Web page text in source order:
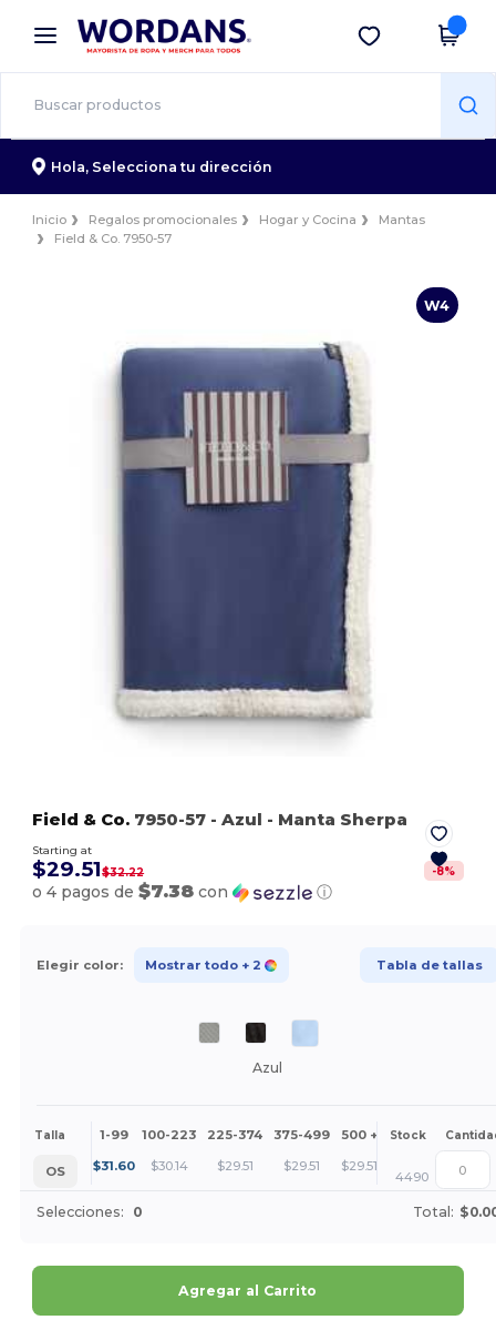
× App de Wordans
¡Mejores precios en app!
Descargar app
Hola, Selecciona tu dirección
Inicio Regalos promocionales Hogar y Cocina
Mantas
Field & Co. 7950-57
W4
Field & Co. 7950-57 - Azul - Manta Sherpa
Starting at
$29.51$32.22 -8%
o 4 pagos de$7.38 con ⓘ
Elegir color: Mostrar todo + 2 Tabla de tallas
Azul
Talla 1-99 100-223 225-374 375-499 500 + Más
Stock
OS $31.60 $30.14 $29.51 $29.51 $29.51 +
4490
Selecciones: 0 Total:
Agregar al Carrito